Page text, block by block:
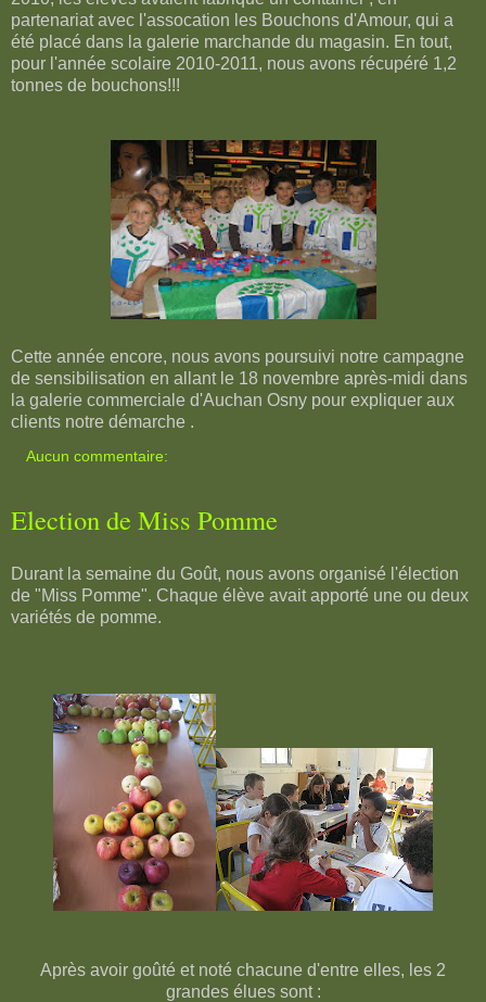
partenariat avec l'assocation les Bouchons d'Amour, qui a
été placé dans la galerie marchande du magasin. En tout,
pour l'année scolaire 2010-2011, nous avons récupéré 1,2
tonnes de bouchons!!!
Cette année encore, nous avons poursuivi notre campagne
de sensibilisation en allant le 18 novembre après-midi dans
la galerie commerciale d'Auchan Osny pour expliquer aux
clients notre démarche .
Aucun commentaire:
Election de Miss Pomme
Durant la semaine du Goût, nous avons organisé l'élection
de "Miss Pomme". Chaque élève avait apporté une ou deux
variétés de pomme.
Après avoir goûté et noté chacune d'entre elles, les 2
grandes élues sont :